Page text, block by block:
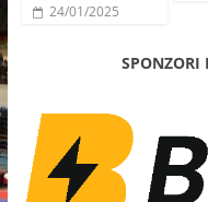
24/01/2025
SPONZORI